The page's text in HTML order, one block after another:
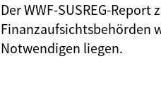
Der WWF-SUSREG-
Finanzaufsichtsbehörden
Notwendigen liegen.